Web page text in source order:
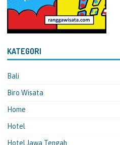
KATEGORI
Bali
Biro Wisata
Home
Hotel
Hotel Jawa Tengah